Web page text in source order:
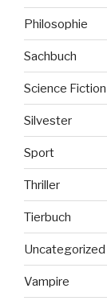
Philosophie
Sachbuch
Science Fiction
Silvester
Sport
Thriller
Tierbuch
Uncategorized
Vampire